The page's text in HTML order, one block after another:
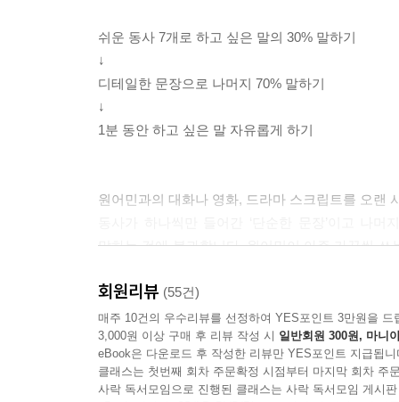
쉬운 동사 7개로 하고 싶은 말의 30% 말하기
↓
디테일한 문장으로 나머지 70% 말하기
↓
1분 동안 하고 싶은 말 자유롭게 하기
원어민과의 대화나 영화, 드라마 스크립트를 오랜
말하는 것에 불과합니다. 원어민이 아주 가끔씩
영어 문장 암기도 훨씬 쉬워집니다. 문장을 쉽게 말
섞어가며 1분 이상 내 생각과 경험을 자유롭게
표현을 이용해 영어의 모든 문장 구조를 배운 후
놀라운 경험을 해보세요.
회원리뷰 (55건)
매주 10건의 우수리뷰를 선정하여 YES포인트 3만원을 드
3,000원 이상 구매 후 리뷰 작성 시 일반회원 300원, 마니
eBook은 다운로드 후 작성한 리뷰만 YES포인트 지급됩니
클래스는 첫번째 회차 주문확정 시점부터 마지막 회차 주
사락 독서모임으로 진행된 클래스는 사락 독서모임 게시